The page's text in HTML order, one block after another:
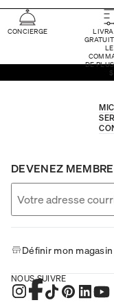
CONCIERGE
DE
$
DEVENEZ
Définir mon magasin
NOUS SUIVRE